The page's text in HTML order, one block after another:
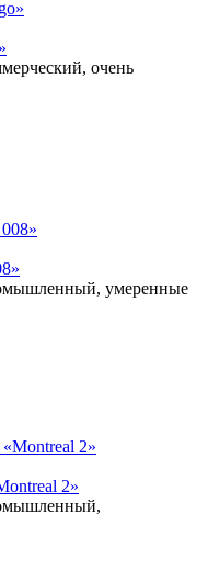
очень
умеренные
2»